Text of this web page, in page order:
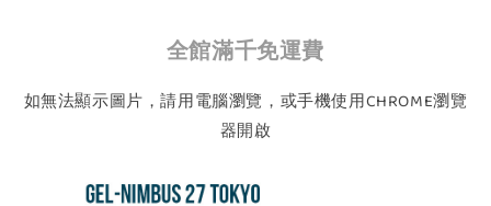
全館滿千免運費
如無法顯示圖片，請用電腦瀏覽，或手機使用CHROME瀏覽
器開啟